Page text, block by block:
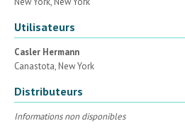
Utilisateurs
Casler Hermann
Canastota, New York
Distributeurs
Informations non disponibles